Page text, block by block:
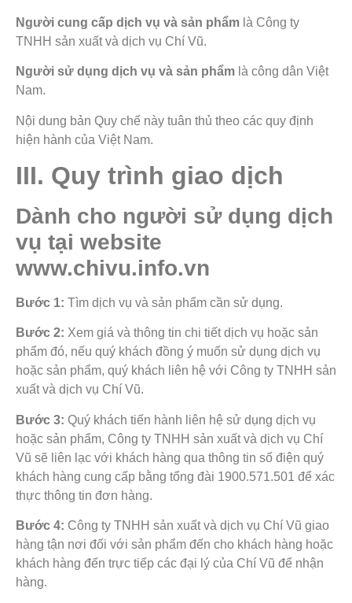
Người cung cấp dịch vụ và sản phẩm là Công ty
TNHH sản xuất và dịch vụ Chí Vũ.
Người sử dụng dịch vụ và sản phẩm là công dân Việt
Nam.
Nội dung bản Quy chế này tuân thủ theo các quy định
hiện hành của Việt Nam.
III. Quy trình giao dịch
Dành cho người sử dụng dịch
vụ tại website
www.chivu.info.vn
Bước 1: Tìm dịch vụ và sản phẩm cần sử dụng.
Bước 2: Xem giá và thông tin chi tiết dịch vụ hoặc sản
phẩm đó, nếu quý khách đồng ý muốn sử dụng dịch vụ
hoặc sản phẩm, quý khách liên hệ với Công ty TNHH sản
xuất và dịch vụ Chí Vũ.
Bước 3: Quý khách tiến hành liên hệ sử dụng dịch vụ
hoặc sản phẩm, Công ty TNHH sản xuất và dịch vụ Chí
Vũ sẽ liên lạc với khách hàng qua thông tin số điện quý
khách hàng cung cấp bằng tổng đài 1900.571.501 để xác
thực thông tin đơn hàng.
Bước 4: Công ty TNHH sản xuất và dịch vụ Chí Vũ giao
hàng tận nơi đối với sản phẩm đến cho khách hàng hoặc
khách hàng đến trực tiếp các đại lý của Chí Vũ để nhận
hàng.